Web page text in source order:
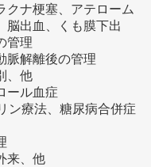
クナ梗塞、アテローム
脳出血、くも膜下出
管理
脈解離後の管理
、他
ール血症
ン療法、糖尿病合併症
来、他